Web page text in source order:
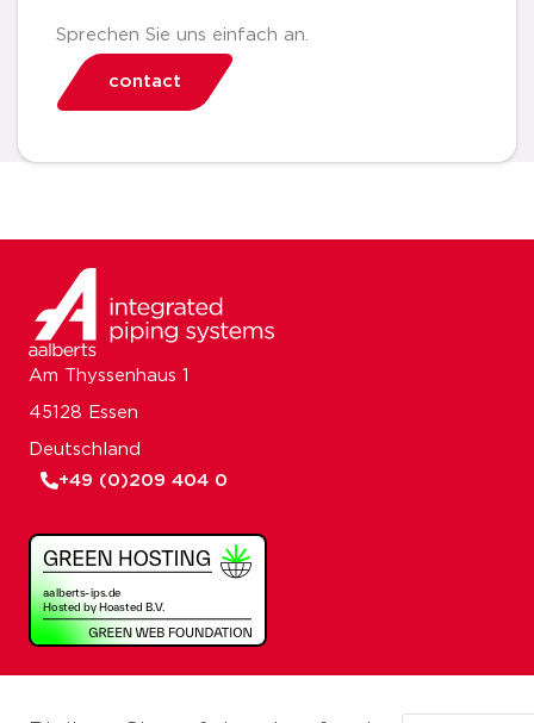
Sprechen Sie uns einfach an.
contact
Am Thyssenhaus 1
45128 Essen
Deutschland
+49 (0)209 404 0